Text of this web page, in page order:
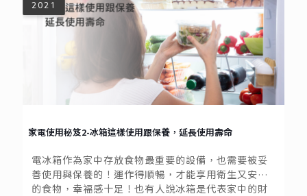
2021
家電使用秘笈2-冰箱這樣使用跟保養，延長使用壽命
電冰箱作為家中存放食物最重要的設備，也需要被妥
善使用與保養的！運作得順暢，才能享用衛生又安全
的食物，幸福感十足！也有人說冰箱是代表家中的財